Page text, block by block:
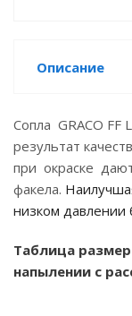
Описание
Сопла GRACO FF
результат
при окраске
факела.
низком давлении
Таблица
напылении с